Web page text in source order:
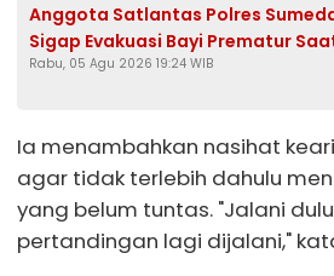
Anggota Satlantas Polres
Sigap Evakuasi Bayi Prematur
Ambulans Pecah Ban
Rabu, 05 Agu 2026 19:24 WIB
Ia menambahkan nasihat
agar tidak terlebih dahulu
yang belum tuntas. "Jalani
pertandingan lagi dijalani,"